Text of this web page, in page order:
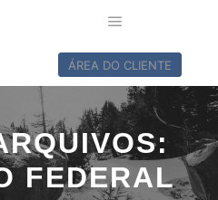
ÁREA DO CLIENTE
FEDERAL